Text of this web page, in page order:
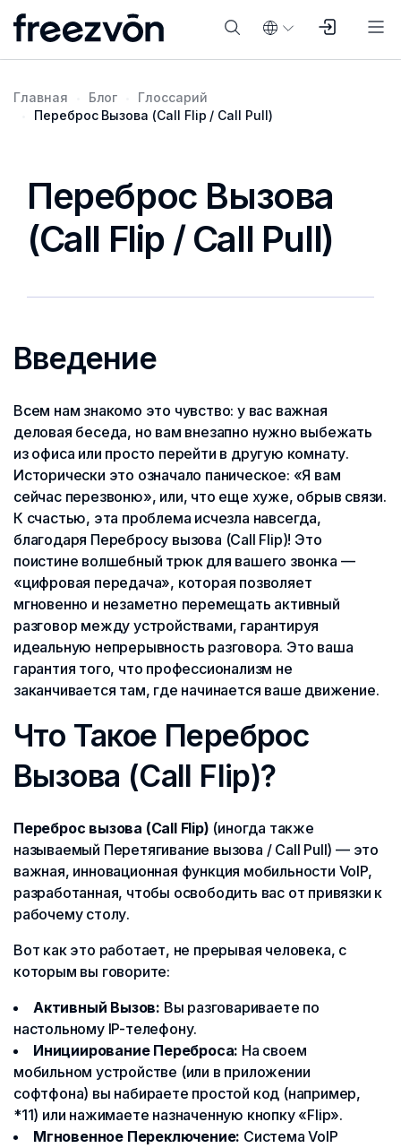
Главная Блог
Глоссарий
Переброс Вызова (Call Flip / Call Pull)
Переброс Вызова
(Call Flip / Call Pull)
Введение
Всем нам знакомо это чувство: у вас важная
деловая беседа, но вам внезапно нужно выбежать
из офиса или просто перейти в другую комнату.
Исторически это означало паническое: «Я вам
сейчас перезвоню», или, что еще хуже, обрыв связи.
К счастью, эта проблема исчезла навсегда,
благодаря Перебросу вызова (Call Flip)! Это
поистине волшебный трюк для вашего звонка —
«цифровая передача», которая позволяет
мгновенно и незаметно перемещать активный
разговор между устройствами, гарантируя
идеальную непрерывность разговора. Это ваша
гарантия того, что профессионализм не
заканчивается там, где начинается ваше движение.
Что Такое Переброс
Вызова (Call Flip)?
Переброс вызова (Call Flip) (иногда также
называемый Перетягивание вызова / Call Pull) — это
важная, инновационная функция мобильности VoIP,
разработанная, чтобы освободить вас от привязки к
рабочему столу.
Вот как это работает, не прерывая человека, с
которым вы говорите:
Активный Вызов: Вы разговариваете по
настольному IP-телефону.
Инициирование Переброса: На своем
мобильном устройстве (или в приложении
софтфона) вы набираете простой код (например,
*11) или нажимаете назначенную кнопку «Flip».
Мгновенное Переключение: Система VoIP